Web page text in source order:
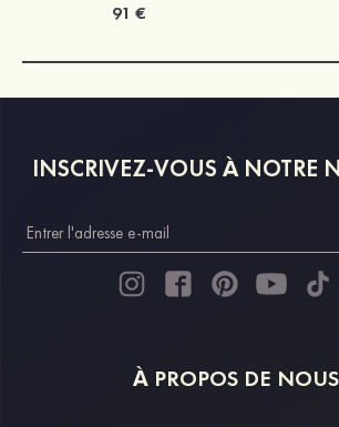
91 €
INSCRIVEZ-VOUS À NOTRE
À PROPOS DE NOUS